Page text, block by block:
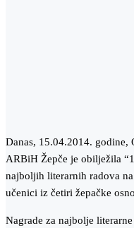
Danas, 15.04.2014. godine,
ARBiH Žepče je obilježila
najboljih literarnih radova
učenici iz četiri žepačke
Nagrade za najbolje